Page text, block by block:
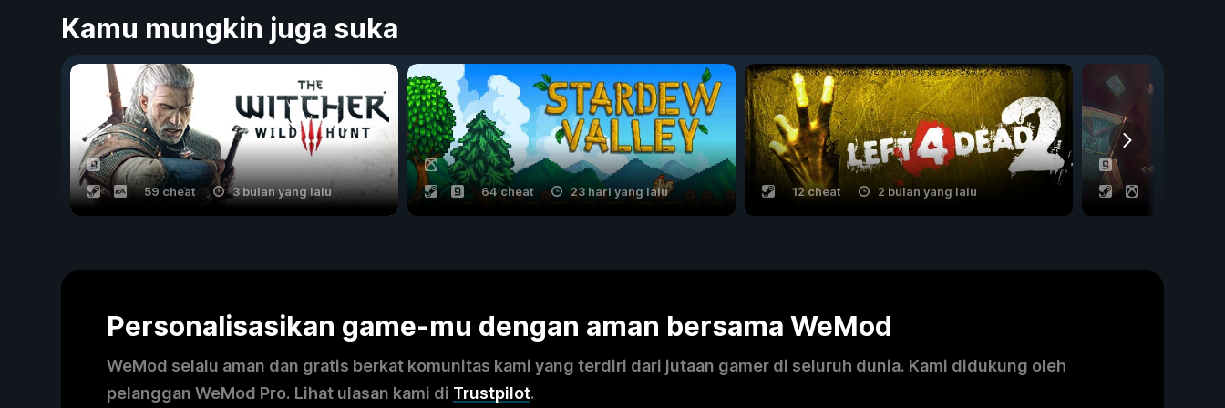
Kamu mungkin juga suka
59 cheat 3 bulan yang lalu 64 cheat 23 hari yang lalu 12 cheat 2 bulan yang lalu
Personalisasikan game-mu dengan aman bersama WeMod
WeMod selalu aman dan gratis berkat komunitas kami yang terdiri dari jutaan gamer di seluruh dunia. Kami didukung oleh
pelanggan WeMod Pro. Lihat ulasan kami di Trustpilot.